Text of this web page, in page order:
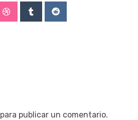
StumbleUpon
TumblrReddit
para publicar un comentario.